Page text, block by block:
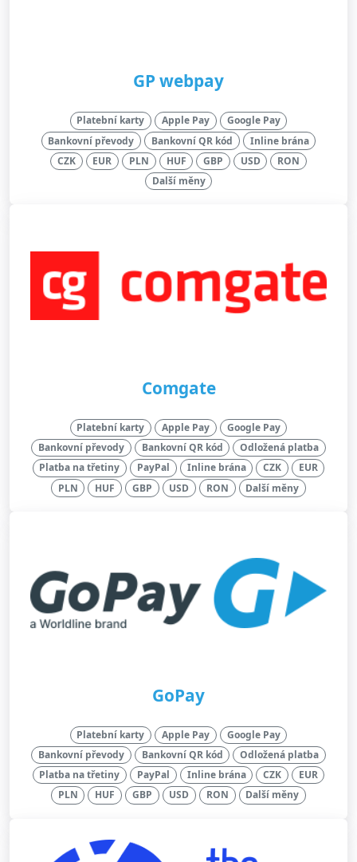
GP webpay
Platební karty Apple Pay
Google Pay
Bankovní převody
Bankovní QR kód
Inline brána
CZK
EUR PLN HUF GBP USD
RON
Další měny
Comgate
Platební karty Apple Pay
Google Pay
Bankovní převody
Bankovní QR kód
Odložená platba
Platba na třetiny
PayPal Inline brána CZK
EUR
PLN
HUF GBP USD RON Další měny
GoPay
Platební karty Apple Pay
Google Pay
Bankovní převody
Bankovní QR kód
Odložená platba
Platba na třetiny
PayPal Inline brána CZK
EUR
PLN
HUF GBP USD RON Další měny